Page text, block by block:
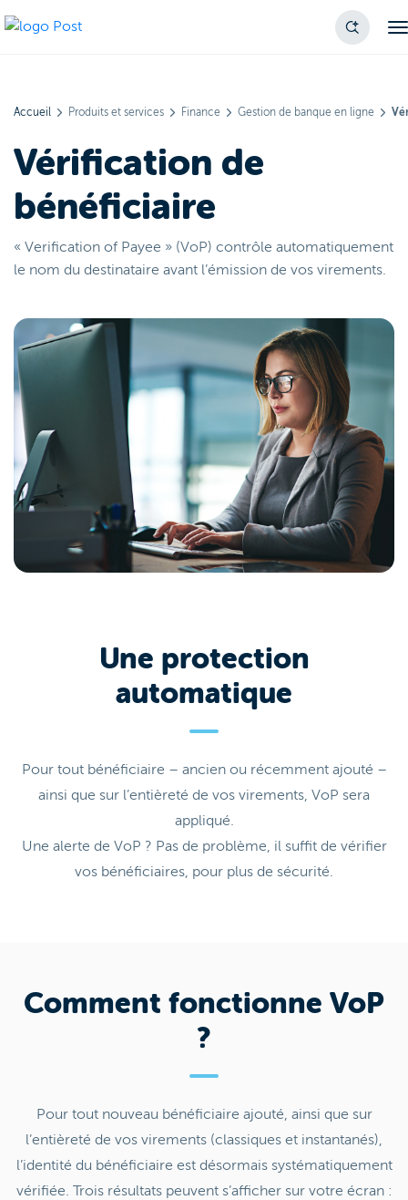
Accueil Produits et services Finance Gestion de banque en ligne
Vérification de
bénéficiaire
« Verification of Payee » (VoP) contrôle automatiquement
le nom du destinataire avant l’émission de vos virements.
Une protection
automatique
Pour tout bénéficiaire – ancien ou récemment ajouté –
ainsi que sur l’entièreté de vos virements, VoP sera
appliqué.
Une alerte de VoP ? Pas de problème, il suffit de vérifier
vos bénéficiaires, pour plus de sécurité.
Comment fonctionne VoP
?
Pour tout nouveau bénéficiaire ajouté, ainsi que sur
l’entièreté de vos virements (classiques et instantanés),
l’identité du bénéficiaire est désormais systématiquement
vérifiée. Trois résultats peuvent s’afficher sur votre écran :